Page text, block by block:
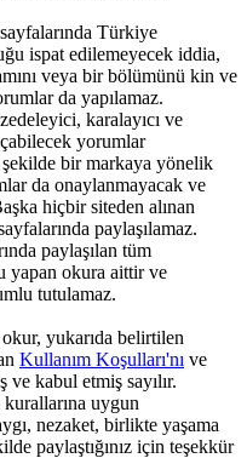
Türkiye
ispat edilemeyecek iddia,
veya bir bölümünü kin ve
da yapılamaz.
karalayıcı ve
yorumlar
bir markaya yönelik
da onaylanmayacak ve
hiçbir siteden alınan
paylaşılamaz.
paylaşılan tüm
yapan okura aittir ve
tutulamaz.
yukarıda belirtilen
Kullanım Koşulları'nı ve
ve kabul etmiş sayılır.
uygun
nezaket, birlikte yaşama
paylaştığınız için teşekkür